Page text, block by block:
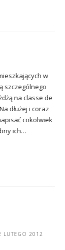
w
szczególnego
na classe de
dłużej i coraz
cokolwiek
ich…
LUTEGO 2012